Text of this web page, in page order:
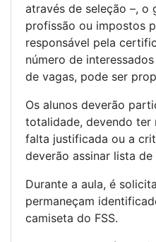
através de seleção –, o
profissão ou impostos
responsável pela
número de
de vagas, pode ser
Os alunos deverão
totalidade, devendo ter
falta justificada ou a
deverão assinar lista de
Durante a aula, é
permaneçam
camiseta do FSS.